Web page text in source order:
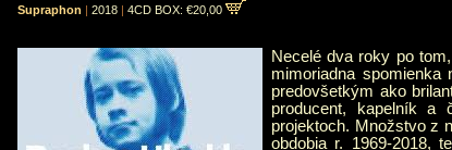
Supraphon | 2018 | 4CD BOX: €20,00
Necelé dva roky po
mimoriadna
predovšetkým ako
producent, kapelník a
projektoch. Množstvo z
obdobia r. 1969-2018,